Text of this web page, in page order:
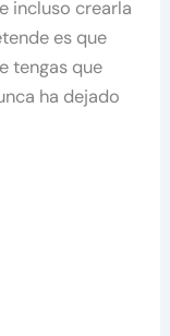
incluso crearla
es que
tengas que
ha dejado